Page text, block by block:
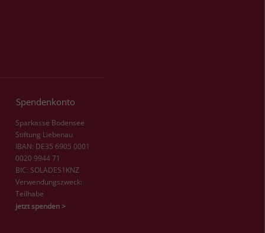
Spendenkonto
Sparkasse Bodensee
Stiftung Liebenau
IBAN: DE35 6905 0001
0020 9944 71
BIC: SOLADES1KNZ
Verwendungszweck:
Teilhabe
jetzt spenden >